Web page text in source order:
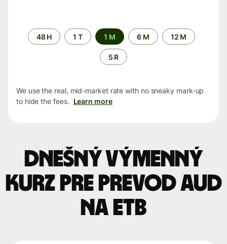
Time
period
48 H 1 T 1 M 6 M 12 M
5 R
We use the real, mid-market rate with no sneaky mark-up
to hide the fees. Learn more
Dnešný výmenný
kurz pre prevod AUD
na ETB